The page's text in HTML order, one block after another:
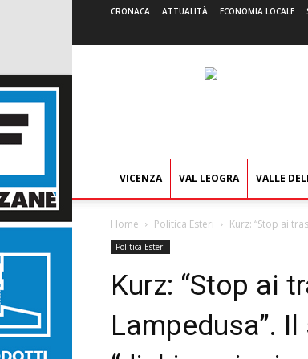
CRONACA ATTUALITÀ ECONOMIA LOCALE
VICENZA VAL LEOGRA VALLE
Home Politica Esteri Kurz: “Stop ai
Politica Esteri
Kurz: “Stop ai
Lampedusa”.